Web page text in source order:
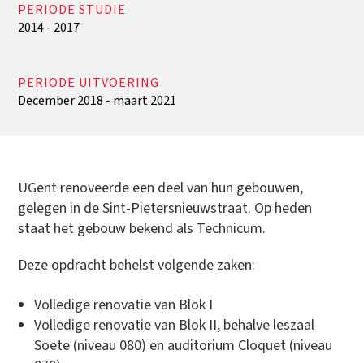
PERIODE STUDIE
2014 - 2017
PERIODE UITVOERING
December 2018 - maart 2021
UGent renoveerde een deel van hun gebouwen,
gelegen in de Sint-Pietersnieuwstraat. Op heden
staat het gebouw bekend als Technicum.
Deze opdracht behelst volgende zaken:
Volledige renovatie van Blok I
Volledige renovatie van Blok II, behalve leszaal
Soete (niveau 080) en auditorium Cloquet (niveau